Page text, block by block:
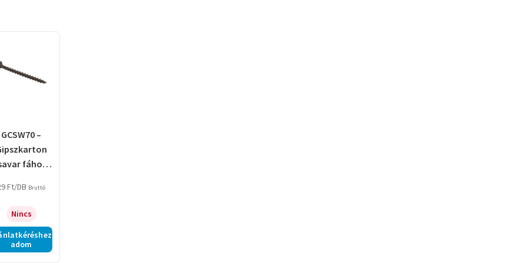
GCSW70 –
fához,
Ft/DB Bruttó
Nincs
adom